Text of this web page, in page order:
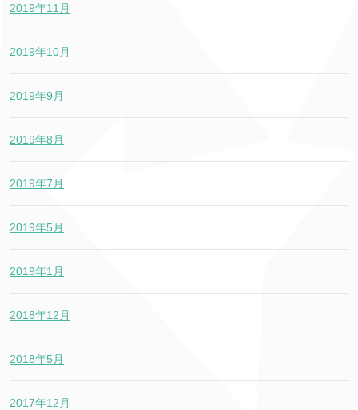
2019年11月
2019年10月
2019年9月
2019年8月
2019年7月
2019年5月
2019年1月
2018年12月
2018年5月
2017年12月